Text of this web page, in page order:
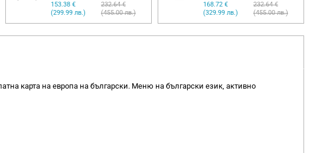
153.38 €
(299.99 лв.)
232.64 €
(455.00 лв.)
168.72 €
(329.99 лв.)
232.64 €
(455.00 лв.)
карта на европа на български. Меню на български език, активно